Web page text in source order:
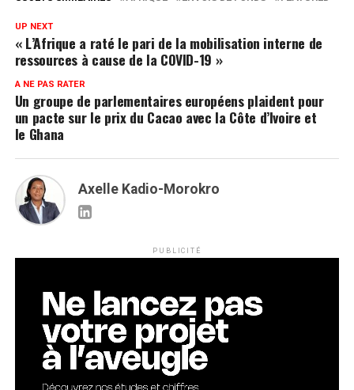
UP NEXT
« L’Afrique a raté le pari de la mobilisation interne de
ressources à cause de la COVID-19 »
A NE PAS RATER
Un groupe de parlementaires européens plaident pour
un pacte sur le prix du Cacao avec la Côte d’Ivoire et
le Ghana
Axelle Kadio-Morokro
PUBLICITÉ